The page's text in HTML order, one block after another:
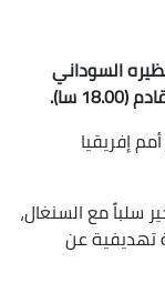
السوداني
إفريقيا
سلباً مع السنغال،
بأفضلية تهديفية عن